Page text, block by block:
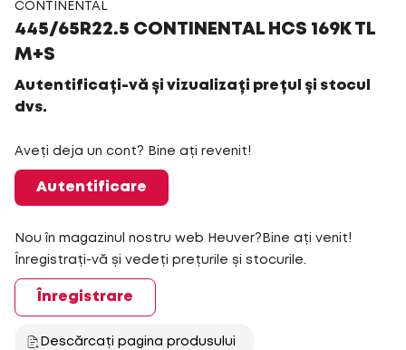
CONTINENTAL
445/65R22.5 CONTINENTAL HCS 169K TL
M+S
Autentificați-vă și vizualizați prețul și stocul
dvs.
Aveți deja un cont? Bine ați revenit!
Autentificare
Nou în magazinul nostru web Heuver?Bine ați venit!
Înregistrați-vă și vedeți prețurile și stocurile.
Înregistrare
Descărcați pagina produsului